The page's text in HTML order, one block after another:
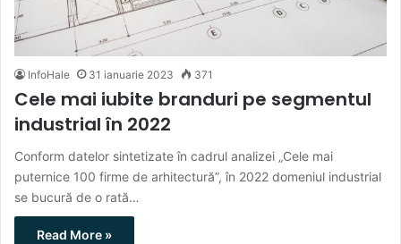
InfoHale 31 ianuarie 2023 371
Cele mai iubite branduri pe segmentul
industrial în 2022
Conform datelor sintetizate în cadrul analizei „Cele mai
puternice 100 firme de arhitectură”, în 2022 domeniul industrial
se bucură de o rată…
Read More »